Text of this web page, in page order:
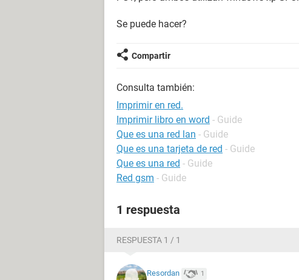
Se puede hacer?
Compartir
Consulta también:
Imprimir en red.
Imprimir libro en word - Guide
Que es una red lan - Guide
Que es una tarjeta de red - Guide
Que es una red - Guide
Red gsm - Guide
1 respuesta
RESPUESTA 1 / 1
Resordan 1